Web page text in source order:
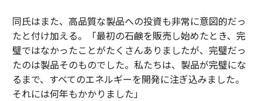
同氏はまた、高品質な製品への投資も非常に意図的だっ
たと付け加える。「最初の石鹸を販売し始めたとき、完
璧ではなかったことがたくさんありましたが、完璧だっ
たのは製品そのものでした。私たちは、製品が完璧にな
るまで、すべてのエネルギーを開発に注ぎ込みました。
それには何年もかかりました」